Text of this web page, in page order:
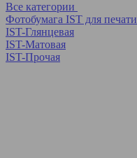
Все категории
Фотобумага IST для печати
IST-Глянцевая
IST-Матовая
IST-Прочая